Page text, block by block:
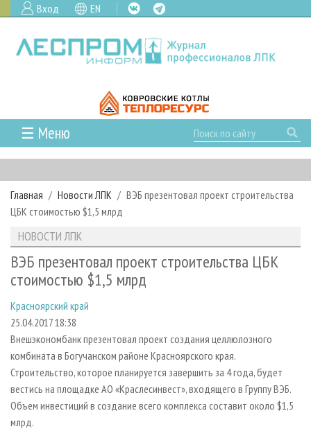
Вход EN
☰ Меню
ГЛАВНАЯ
РУБРИКИ И ТЕМЫ
РУБРИКИ ЖУРНАЛА
ЛЕСОЗАГОТОВКА
ЛЕСОПИЛЕНИЕ
СУШКА ДРЕВЕСИНЫ
ПРОИЗВОДСТВО ДРЕВЕСНЫХ ПЛИТ
ДЕРЕВЯННОЕ ДОМОСТРОЕНИЕ
ПРОИЗВОДСТВО МЕБЕЛИ
БИОЭНЕРГЕТИКА
НОВОСТИ
НОВОСТИ ЛПК
НОВОСТИ ЖУРНАЛА
ПРОЕКТЫ ЛПИ
АНАЛИТИКА
ПРЕДПРИЯТИЯ ЛПК
ПЕРСОНЫ
МОБИЛЬНЫЕ ВЫСТАВКИ
ОФИЦИАЛЬНЫЕ ДЕЛЕГАЦИИ
ПРИОРИТЕТНЫЕ ИНВЕСТПРОЕКТЫ
RUSSIAN FORESTRY REVIEW
АРХИВ
АРХИВ ЖУРНАЛОВ
О ЖУРНАЛЕ
ПОДПИСКА
КОНТАКТЫ
РЕКЛАМОДАТЕЛЯМ
РЕКЛАМА
РЕКЛАМА НА САЙТЕ
Главная Новости ЛПК
ВЭБ презентовал проект строительства
ЦБК стоимостью $1,5 млрд
НОВОСТИ ЛПК
ВЭБ презентовал проект строительства ЦБК
стоимостью $1,5 млрд
Красноярский край
25.04.2017 18:38
Внешэкономбанк презентовал проект создания целлюлозного
комбината в Богучанском районе Красноярского края.
Строительство, которое планируется завершить за 4 года, будет
вестись на площадке АО «Краслесинвест», входящего в Группу ВЭБ.
Объем инвестиций в создание всего комплекса составит около $1,5
млрд.